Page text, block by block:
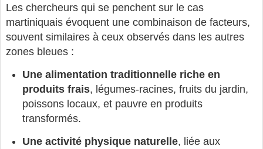
Les chercheurs qui se penchent sur le cas
martiniquais évoquent une combinaison de facteurs,
souvent similaires à ceux observés dans les autres
zones bleues :
Une alimentation traditionnelle riche en
produits frais, légumes-racines, fruits du jardin,
poissons locaux, et pauvre en produits
transformés.
Une activité physique naturelle, liée aux